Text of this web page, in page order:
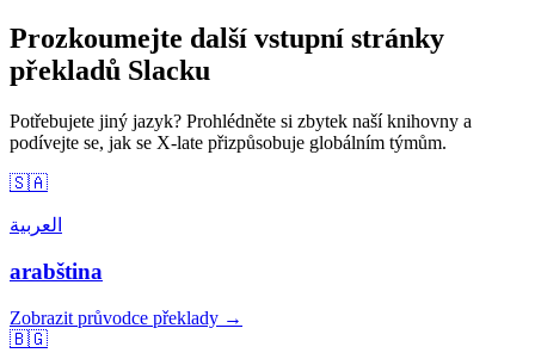
Prozkoumejte další vstupní stránky
překladů Slacku
Potřebujete jiný jazyk? Prohlédněte si zbytek naší knihovny a
podívejte se, jak se X-late přizpůsobuje globálním týmům.
🇸🇦
العربية
arabština
Zobrazit průvodce překlady →
🇧🇬